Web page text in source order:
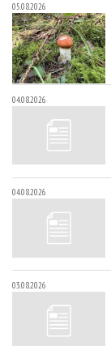
05.08.2026
04.08.2026
04.08.2026
03.08.2026